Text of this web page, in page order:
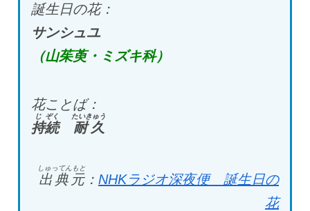
誕生日の花：
サンシュユ
（山茱萸・ミズキ科）
花ことば：
持
じ
続
ぞく
耐久
たいきゅう
出典元
しゅってんもと
： NHKラジオ深夜便 誕生日の
花